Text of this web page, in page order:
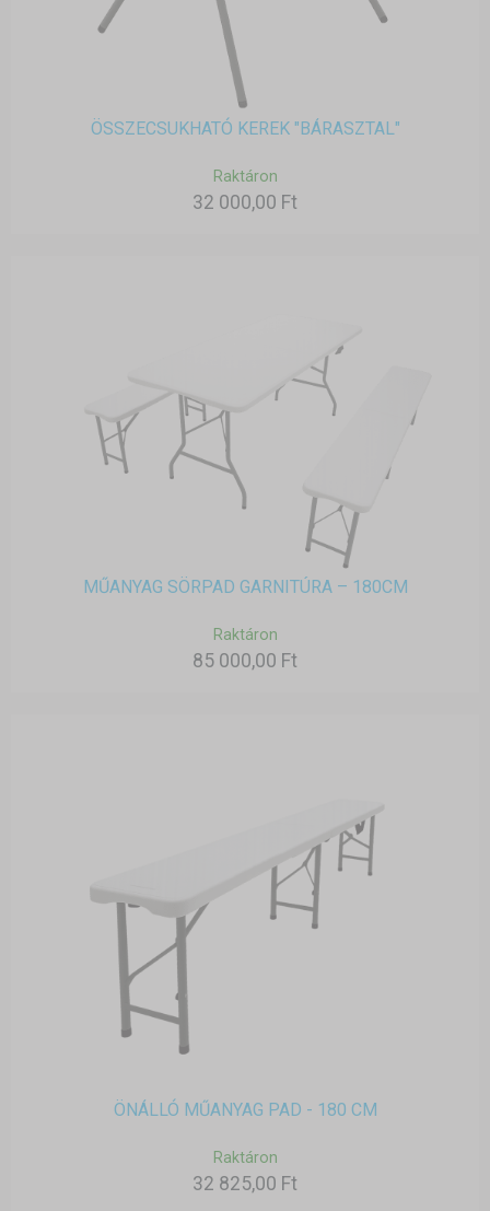
ÖSSZECSUKHATÓ KEREK "BÁRASZTAL"
Raktáron
32 000,00 Ft
MŰANYAG SÖRPAD GARNITÚRA – 180CM
Raktáron
85 000,00 Ft
ÖNÁLLÓ MŰANYAG PAD - 180 CM
Raktáron
32 825,00 Ft